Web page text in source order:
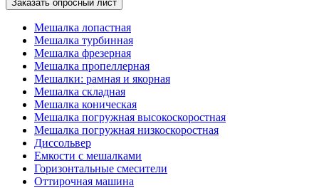
Заказать опросный лист
Мешалка лопастная
Мешалка турбинная
Мешалка фрезерная
Мешалка пропеллерная
Мешалки: рамная и якорная
Мешалка складная
Мешалка коническая
Мешалка погружная высокоскоростная
Мешалка погружная низкоскоростная
Диссольвер
Емкости с мешалками
Горизонтальные смесители
Оттирочная машина